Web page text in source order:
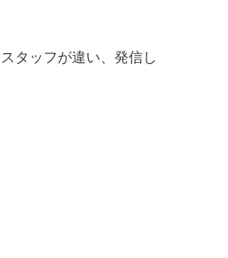
タッフが違い、発信し